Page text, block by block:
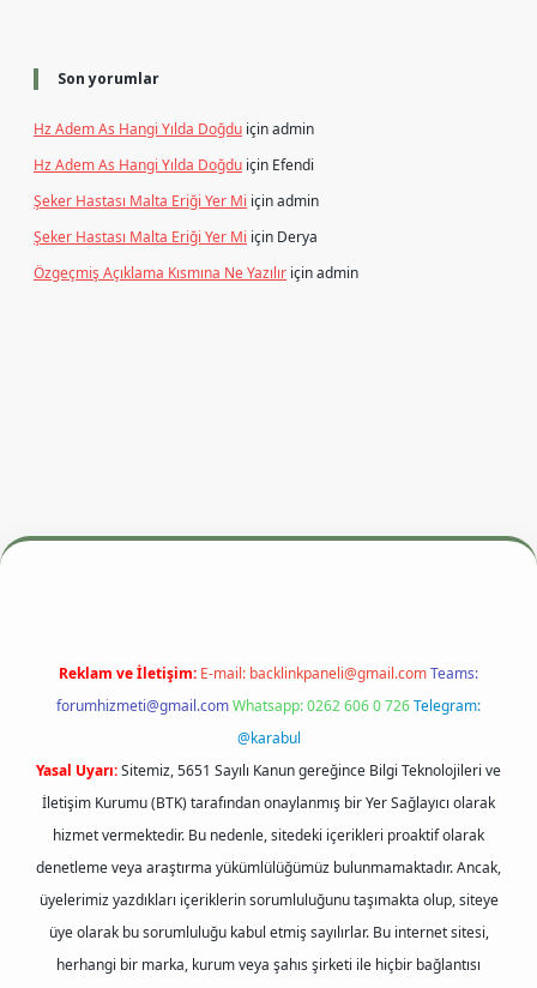
Son yorumlar
Hz Adem As Hangi Yılda Doğdu içinadmin
Hz Adem As Hangi Yılda Doğdu için Efendi
Şeker Hastası Malta Eriği Yer Mi içinadmin
Şeker Hastası Malta Eriği Yer Mi için Derya
Özgeçmiş Açıklama Kısmına Ne Yazılır içinadmin
betexper.xyzm elexbet
Reklam ve İletişim: E-mail: backlinkpaneli@gmail.comTeams:
forumhizmeti@gmail.comWhatsapp: 0262 606 0 726Telegram:
@karabul
Yasal Uyarı:Sitemiz, 5651 Sayılı Kanun gereğince Bilgi Teknolojileri ve
İletişim Kurumu (BTK) tarafından onaylanmış bir Yer Sağlayıcı olarak
hizmet vermektedir. Bu nedenle, sitedeki içerikleri proaktif olarak
denetleme veya araştırma yükümlülüğümüz bulunmamaktadır. Ancak,
üyelerimiz yazdıkları içeriklerin sorumluluğunu taşımakta olup, siteye
üye olarak bu sorumluluğu kabul etmiş sayılırlar. Bu internet sitesi,
herhangi bir marka, kurum veya şahıs şirketi ile hiçbir bağlantısı